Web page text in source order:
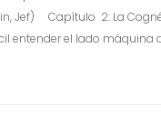
Jef) Capítulo 2: La
entender el lado